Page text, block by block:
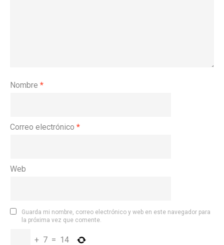
Nombre *
Correo electrónico *
Web
Guarda mi nombre, correo electrónico y web en este navegador para
la próxima vez que comente.
+ 7 = 14